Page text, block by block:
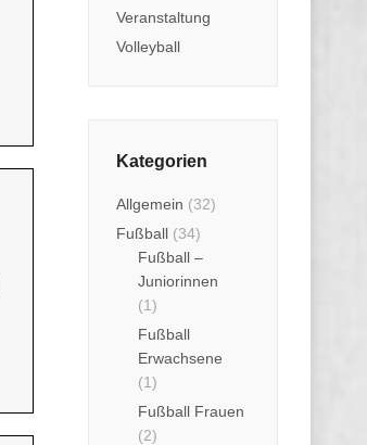
Veranstaltung
Volleyball
Kategorien
Allgemein (32)
Fußball (34)
Fußball –
Juniorinnen
(1)
Fußball
Erwachsene
(1)
Fußball Frauen
(2)